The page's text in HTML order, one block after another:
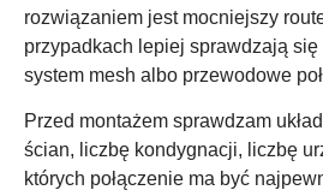
rozwiązaniem jest mocniejszy
przypadkach lepiej sprawdzają
system mesh albo przewodowe
Przed montażem sprawdzam
ścian, liczbę kondygnacji, liczbę
których połączenie ma być